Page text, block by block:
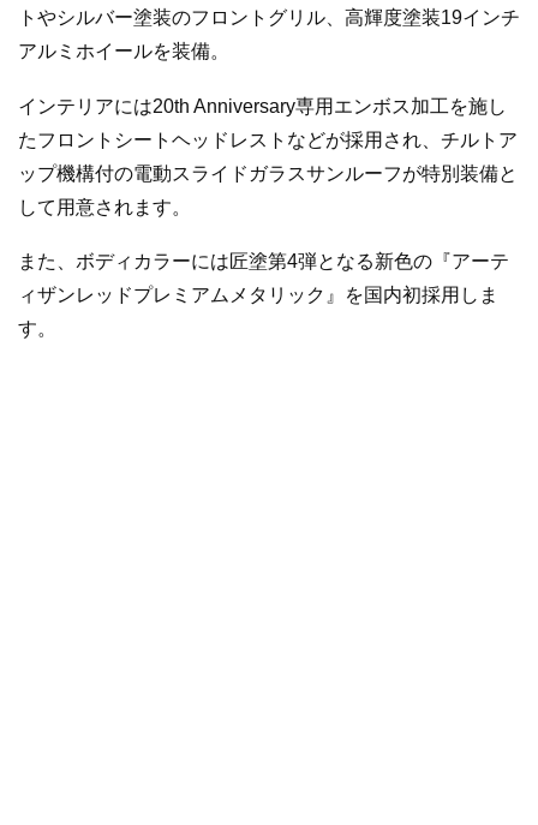
トやシルバー塗装のフロントグリル、高輝度塗装19インチ
アルミホイールを装備。
インテリアには20th Anniversary専用エンボス加工を施し
たフロントシートヘッドレストなどが採用され、チルトア
ップ機構付の電動スライドガラスサンルーフが特別装備と
して用意されます。
また、ボディカラーには匠塗第4弾となる新色の『アーテ
ィザンレッドプレミアムメタリック』を国内初採用しま
す。